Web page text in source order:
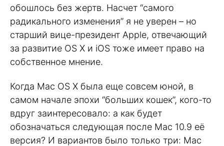
обошлось без жертв. Насчет “самого
радикального изменения” я не уверен – но
старший вице-президент Apple, отвечающий
за развитие OS X и iOS тоже имеет право на
собственное мнение.
Когда Mac OS X была еще совсем юной, в
самом начале эпохи “больших кошек”, кого-то
вдруг заинтересовало: а как будет
обозначаться следующая после Mac 10.9 её
версия? И вариантов было только три: Mac